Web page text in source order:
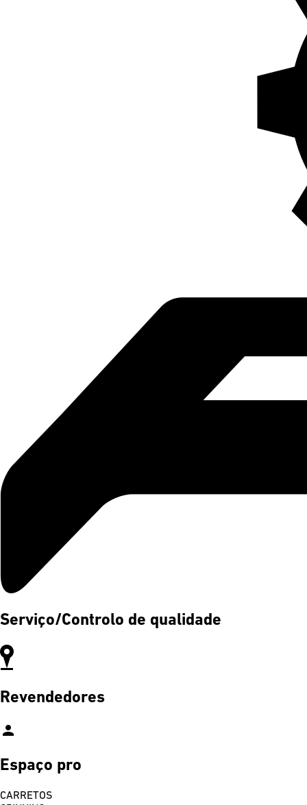
Serviço/Controlo de qualidade
Revendedores
person
Espaço pro
CARRETOS